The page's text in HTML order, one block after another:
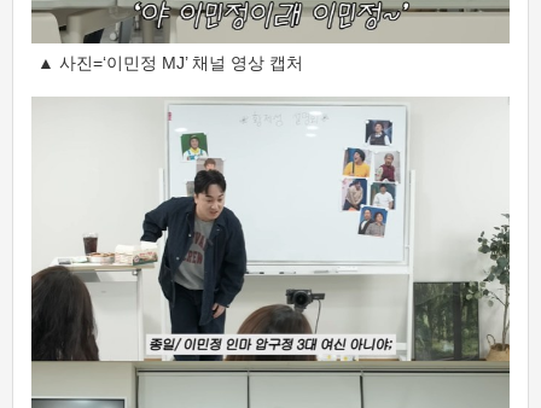
▲ 사진=‘이민정 MJ’ 채널 영상 캡처